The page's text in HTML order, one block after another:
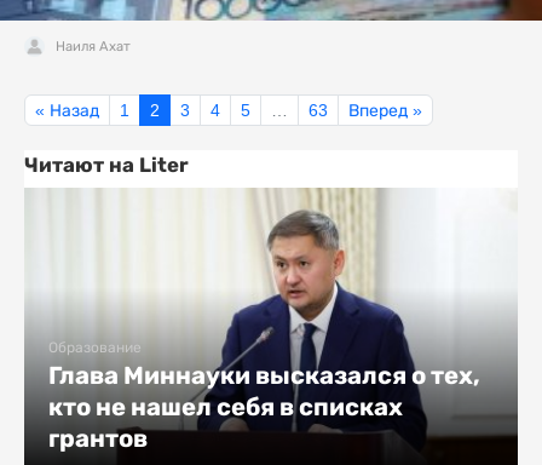
Наиля Ахат
« Назад 1 2 3 4 5 63 Вперед »
Читают на Liter
Образование
Глава Миннауки высказался о тех,
кто не нашел себя в списках
грантов